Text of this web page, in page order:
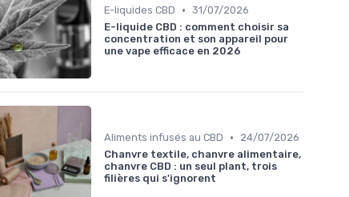
E-liquides CBD • 31/07/2026
E-liquide CBD : comment choisir sa
concentration et son appareil pour
une vape efficace en 2026
Aliments infusés au CBD •
24/07/2026
Chanvre textile, chanvre alimentaire,
chanvre CBD : un seul plant, trois
filières qui s'ignorent